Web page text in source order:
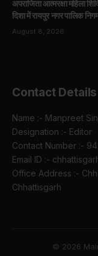
अपराजिता आत्मरक्षा महिला
दिशा में रायपुर नगर पालिक
August 8, 2026
Contact Details
Name :- Manpreet
Designation :- Editor
Contact Number :-
Email ID :-
Office Address :-
Chhattisgarh
© 2026